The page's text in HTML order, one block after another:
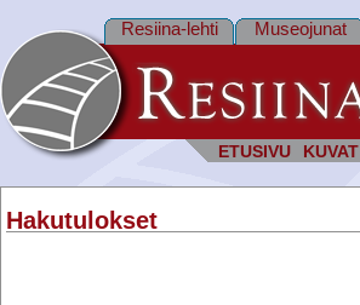
ETUSIVU KUVAT
Resiina-lehti Museojunat
Hakutulokset